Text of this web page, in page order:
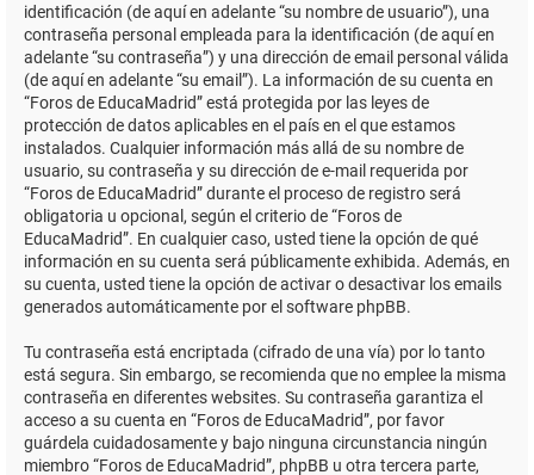
identificación (de aquí en adelante “su nombre de usuario”), una
contraseña personal empleada para la identificación (de aquí en
adelante “su contraseña”) y una dirección de email personal válida
(de aquí en adelante “su email”). La información de su cuenta en
“Foros de EducaMadrid” está protegida por las leyes de
protección de datos aplicables en el país en el que estamos
instalados. Cualquier información más allá de su nombre de
usuario, su contraseña y su dirección de e-mail requerida por
“Foros de EducaMadrid” durante el proceso de registro será
obligatoria u opcional, según el criterio de “Foros de
EducaMadrid”. En cualquier caso, usted tiene la opción de qué
información en su cuenta será públicamente exhibida. Además, en
su cuenta, usted tiene la opción de activar o desactivar los emails
generados automáticamente por el software phpBB.
Tu contraseña está encriptada (cifrado de una vía) por lo tanto
está segura. Sin embargo, se recomienda que no emplee la misma
contraseña en diferentes websites. Su contraseña garantiza el
acceso a su cuenta en “Foros de EducaMadrid”, por favor
guárdela cuidadosamente y bajo ninguna circunstancia ningún
miembro “Foros de EducaMadrid”, phpBB u otra tercera parte,